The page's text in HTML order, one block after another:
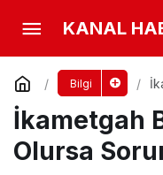
KANAL
Bilgi
İkametgah
Olursa
İkametgah
mu?Yorum Yap